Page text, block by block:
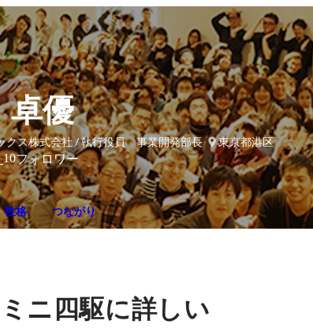
卓優
クス株式会社 / 執行役員 事業開発部長
東京都港区
10フォロワー
性格 つながり
ニ四駆に詳しい